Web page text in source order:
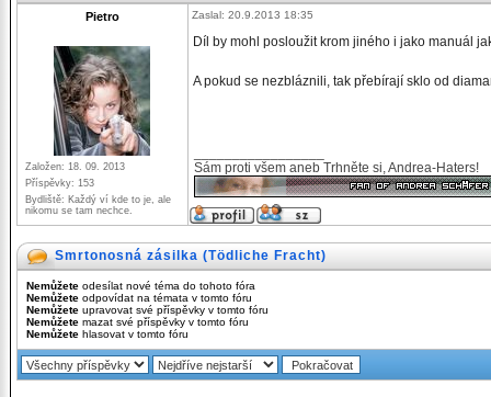
Pietro
Založen: 18. 09. 2013
Příspěvky: 153
Bydliště: Každý ví kde to je, ale
nikomu se tam nechce.
Zaslal: 20.9.2013 18:35
Díl by mohl posloužit krom jiného i jako manuál
A pokud se nezbláznili, tak přebírají sklo od
Sám proti všem aneb Trhněte si, Andrea-Haters!
Smrtonosná zásilka (Tödliche Fracht)
Nemůžete odesílat nové téma do tohoto fóra
Nemůžete odpovídat na témata v tomto fóru
Nemůžete upravovat své příspěvky v tomto fóru
Nemůžete mazat své příspěvky v tomto fóru
Nemůžete hlasovat v tomto fóru